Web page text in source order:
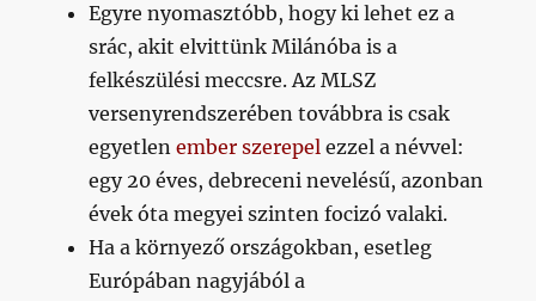
Egyre nyomasztóbb, hogy ki lehet ez a
srác, akit elvittünk Milánóba is a
felkészülési meccsre. Az MLSZ
versenyrendszerében továbbra is csak
egyetlenember szerepel ezzel a névvel:
egy 20 éves, debreceni nevelésű, azonban
évek óta megyei szinten focizó valaki.
Ha a környező országokban, esetleg
Európában nagyjából a